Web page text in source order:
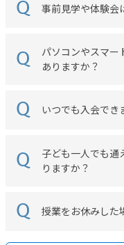
事前見学や体験会
パソコンやスマー
ありますか？
いつでも入会でき
子ども一人でも通
りますか？
授業をお休みした